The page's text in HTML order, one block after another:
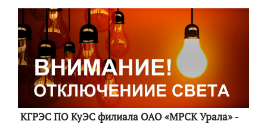
КГРЭС ПО КуЭС филиала ОАО «МРСК Урала» -